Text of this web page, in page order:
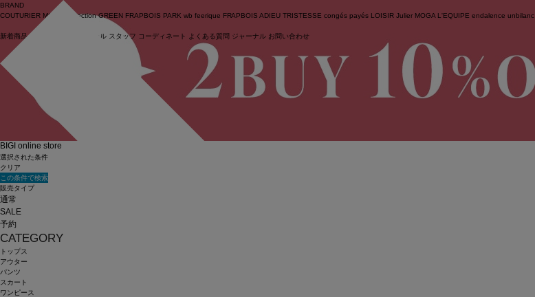
ログイン
BRAND
COUTURIER MOGA Collection GREEN FRAPBOIS PARK wb feerique FRAPBOIS ADIEU TRISTESSE congés payés LOISIR Julier MOGA L'EQUIPE endalence unbilanc
新着商品 (ライブ) セール スタッフ コーディネート よくある質問 ジャーナル お問い合わせ
BIGI online store
選択された条件
クリア
この条件で検索
販売タイプ
通常
SALE
予約
CATEGORY
トップス
アウター
パンツ
スカート
ワンピース